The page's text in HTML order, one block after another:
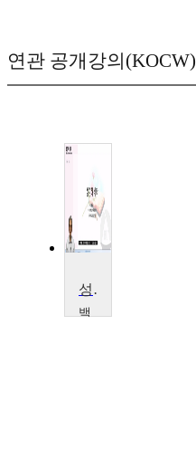
연관 공개강의(KOCW)
성경해석학
백